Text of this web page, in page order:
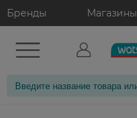
Бренды Магазины